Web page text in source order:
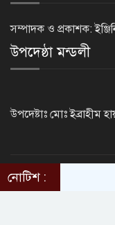
সম্পাদক ও প্রকাশক:
উপদেষ্ঠা মন্ডলী
উপদেষ্টাঃ মোঃ ইব্রাহীম
©2014 - 2024.
নোটিশ :